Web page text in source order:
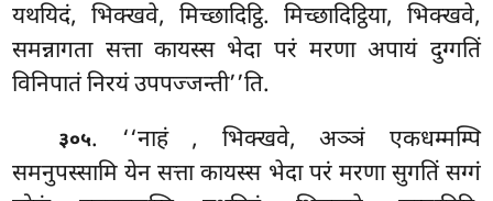
यथयिदं, भिक्खवे, मिच्छादिट्ठि. मिच्छादिट्ठिया, भिक्खवे,
समन्नागता सत्ता कायस्स भेदा परं मरणा अपायं दुग्गतिं
विनिपातं निरयं उपपज्जन्ती’’ति.
३०५. ‘‘नाहं , भिक्खवे, अञ्ञं एकधम्मम्पि
समनुपस्सामियेन सत्ता कायस्स भेदा परं मरणा सुगतिं सग्गं